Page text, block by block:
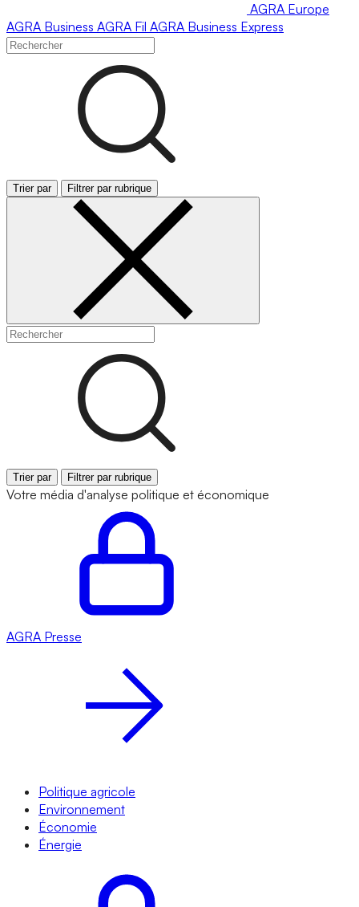
AGRA Europe
AGRA Business AGRA Fil AGRA Business Express
Trier par Filtrer par rubrique
Trier par Filtrer par rubrique
Votre média d'analyse politique et économique
AGRA Presse
Politique agricole
Environnement
Économie
Énergie